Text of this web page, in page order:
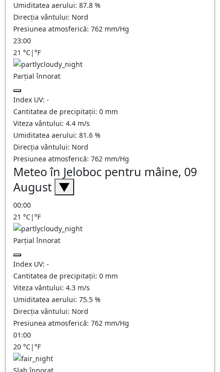
Umiditatea aerului: 87.8 %
Direcția vântului: Nord
Presiunea atmosferică: 762 mm/Hg
23:00
21 °C|°F
Parțial înnorat
Index UV: -
Cantitatea de precipitații: 0 mm
Viteza vântului: 4.4 m/s
Umiditatea aerului: 81.6 %
Direcția vântului: Nord
Presiunea atmosferică: 762 mm/Hg
Meteo în Jeloboc pentru mâine, 09
August ▼
00:00
21 °C|°F
Parțial înnorat
Index UV: -
Cantitatea de precipitații: 0 mm
Viteza vântului: 4.3 m/s
Umiditatea aerului: 75.5 %
Direcția vântului: Nord
Presiunea atmosferică: 762 mm/Hg
01:00
20 °C|°F